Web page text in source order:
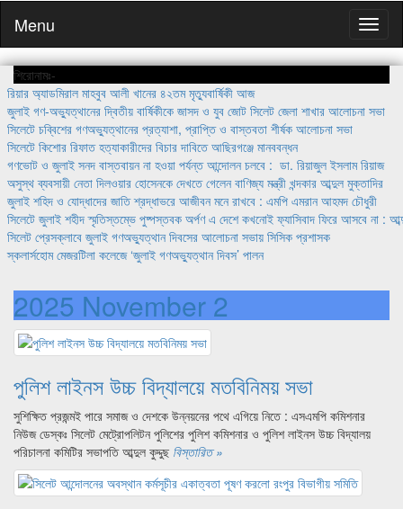
Menu
শিরোনামঃ-
রিয়ার অ্যাডমিরাল মাহবুব আলী খানের ৪২তম মৃত্যুবার্ষিকী আজ
জুলাই গণ-অভ্যুত্থানের দ্বিতীয় বার্ষিকীকে জাসদ ও যুব জোট সিলেট জেলা শাখার আলোচনা সভা
সিলেটে চব্বিশের গণঅভ্যুত্থানের প্রত্যাশা, প্রাপ্তি ও বাস্তবতা শীর্ষক আলোচনা সভা
সিলেটে কিশোর রিফাত হত্যাকারীদের বিচার দাবিতে আছিরগঞ্জে মানববন্ধন
গণভোট ও জুলাই সনদ বাস্তবায়ন না হওয়া পর্যন্ত আন্দোলন চলবে : ডা. রিয়াজুল ইসলাম রিয়াজ
অসুস্থ ব্যবসায়ী নেতা দিলওয়ার হোসেনকে দেখতে গেলেন বাণিজ্য মন্ত্রী খন্দকার আব্দুল মুক্তাদির
জুলাই শহিদ ও যোদ্ধাদের জাতি শ্রদ্ধাভরে আজীবন মনে রাখবে : এমপি এমরান আহমদ চৌধুরী
সিলেটে জুলাই শহীদ স্মৃতিস্তম্ভে পুষ্পস্তবক অর্পণ এ দেশে কখনোই ফ্যাসিবাদ ফিরে আসবে না :
সিলেট প্রেসক্লাবে জুলাই গণঅভ্যুত্থান দিবসের আলোচনা সভায় সিসিক প্রশাসক
স্কলার্সহোম মেজরটিলা কলেজে ‘জুলাই গণঅভ্যুত্থান দিবস’ পালন
2025 November 2
পুলিশ লাইনস উচ্চ বিদ্যালয়ে মতবিনিময় সভা
সুশিক্ষিত প্রজন্মই পারে সমাজ ও দেশকে উন্নয়নের পথে এগিয়ে নিতে : এসএমপি কমিশনার
নিউজ ডেস্কঃ সিলেট মেট্রোপলিটন পুলিশের পুলিশ কমিশনার ও পুলিশ লাইনস উচ্চ বিদ্যালয়
পরিচালনা কমিটির সভাপতি আব্দুল কুদ্দুছ বিস্তারিত »